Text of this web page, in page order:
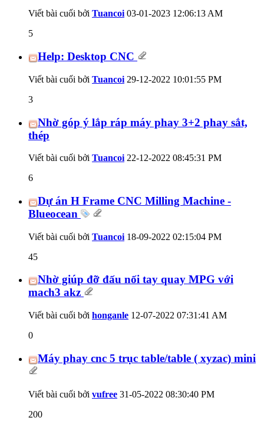
Viết bài cuối bởi Tuancoi03-01-2023 12:06:13 AM
5
Help: Desktop CNC
Viết bài cuối bởi Tuancoi 29-12-2022 10:01:55 PM
3
Nhờ góp ý lắp ráp máy phay 3+2 phay sắt,
thép
Viết bài cuối bởi Tuancoi 22-12-2022 08:45:31 PM
6
Dự án H Frame CNC Milling Machine -
Blueocean
Viết bài cuối bởi Tuancoi 18-09-2022 02:15:04 PM
45
Nhờ giúp đỡ đấu nối tay quay MPG với
mach3 akz
Viết bài cuối bởi honganle 12-07-2022 07:31:41 AM
0
Máy phay cnc 5 trục table/table ( xyzac) mini
Viết bài cuối bởi vufree 31-05-2022 08:30:40 PM
200